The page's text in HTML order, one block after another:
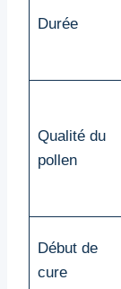
Durée
Qualité du
pollen
Début de
cure